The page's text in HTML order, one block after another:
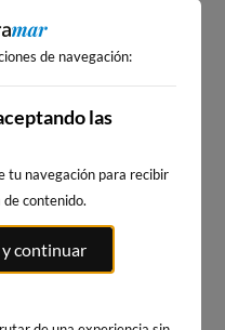
METEOROLOGÍA
GERRA,
BARQUERA
de navegación:
las
tu navegación para recibir
contenido.
continuar